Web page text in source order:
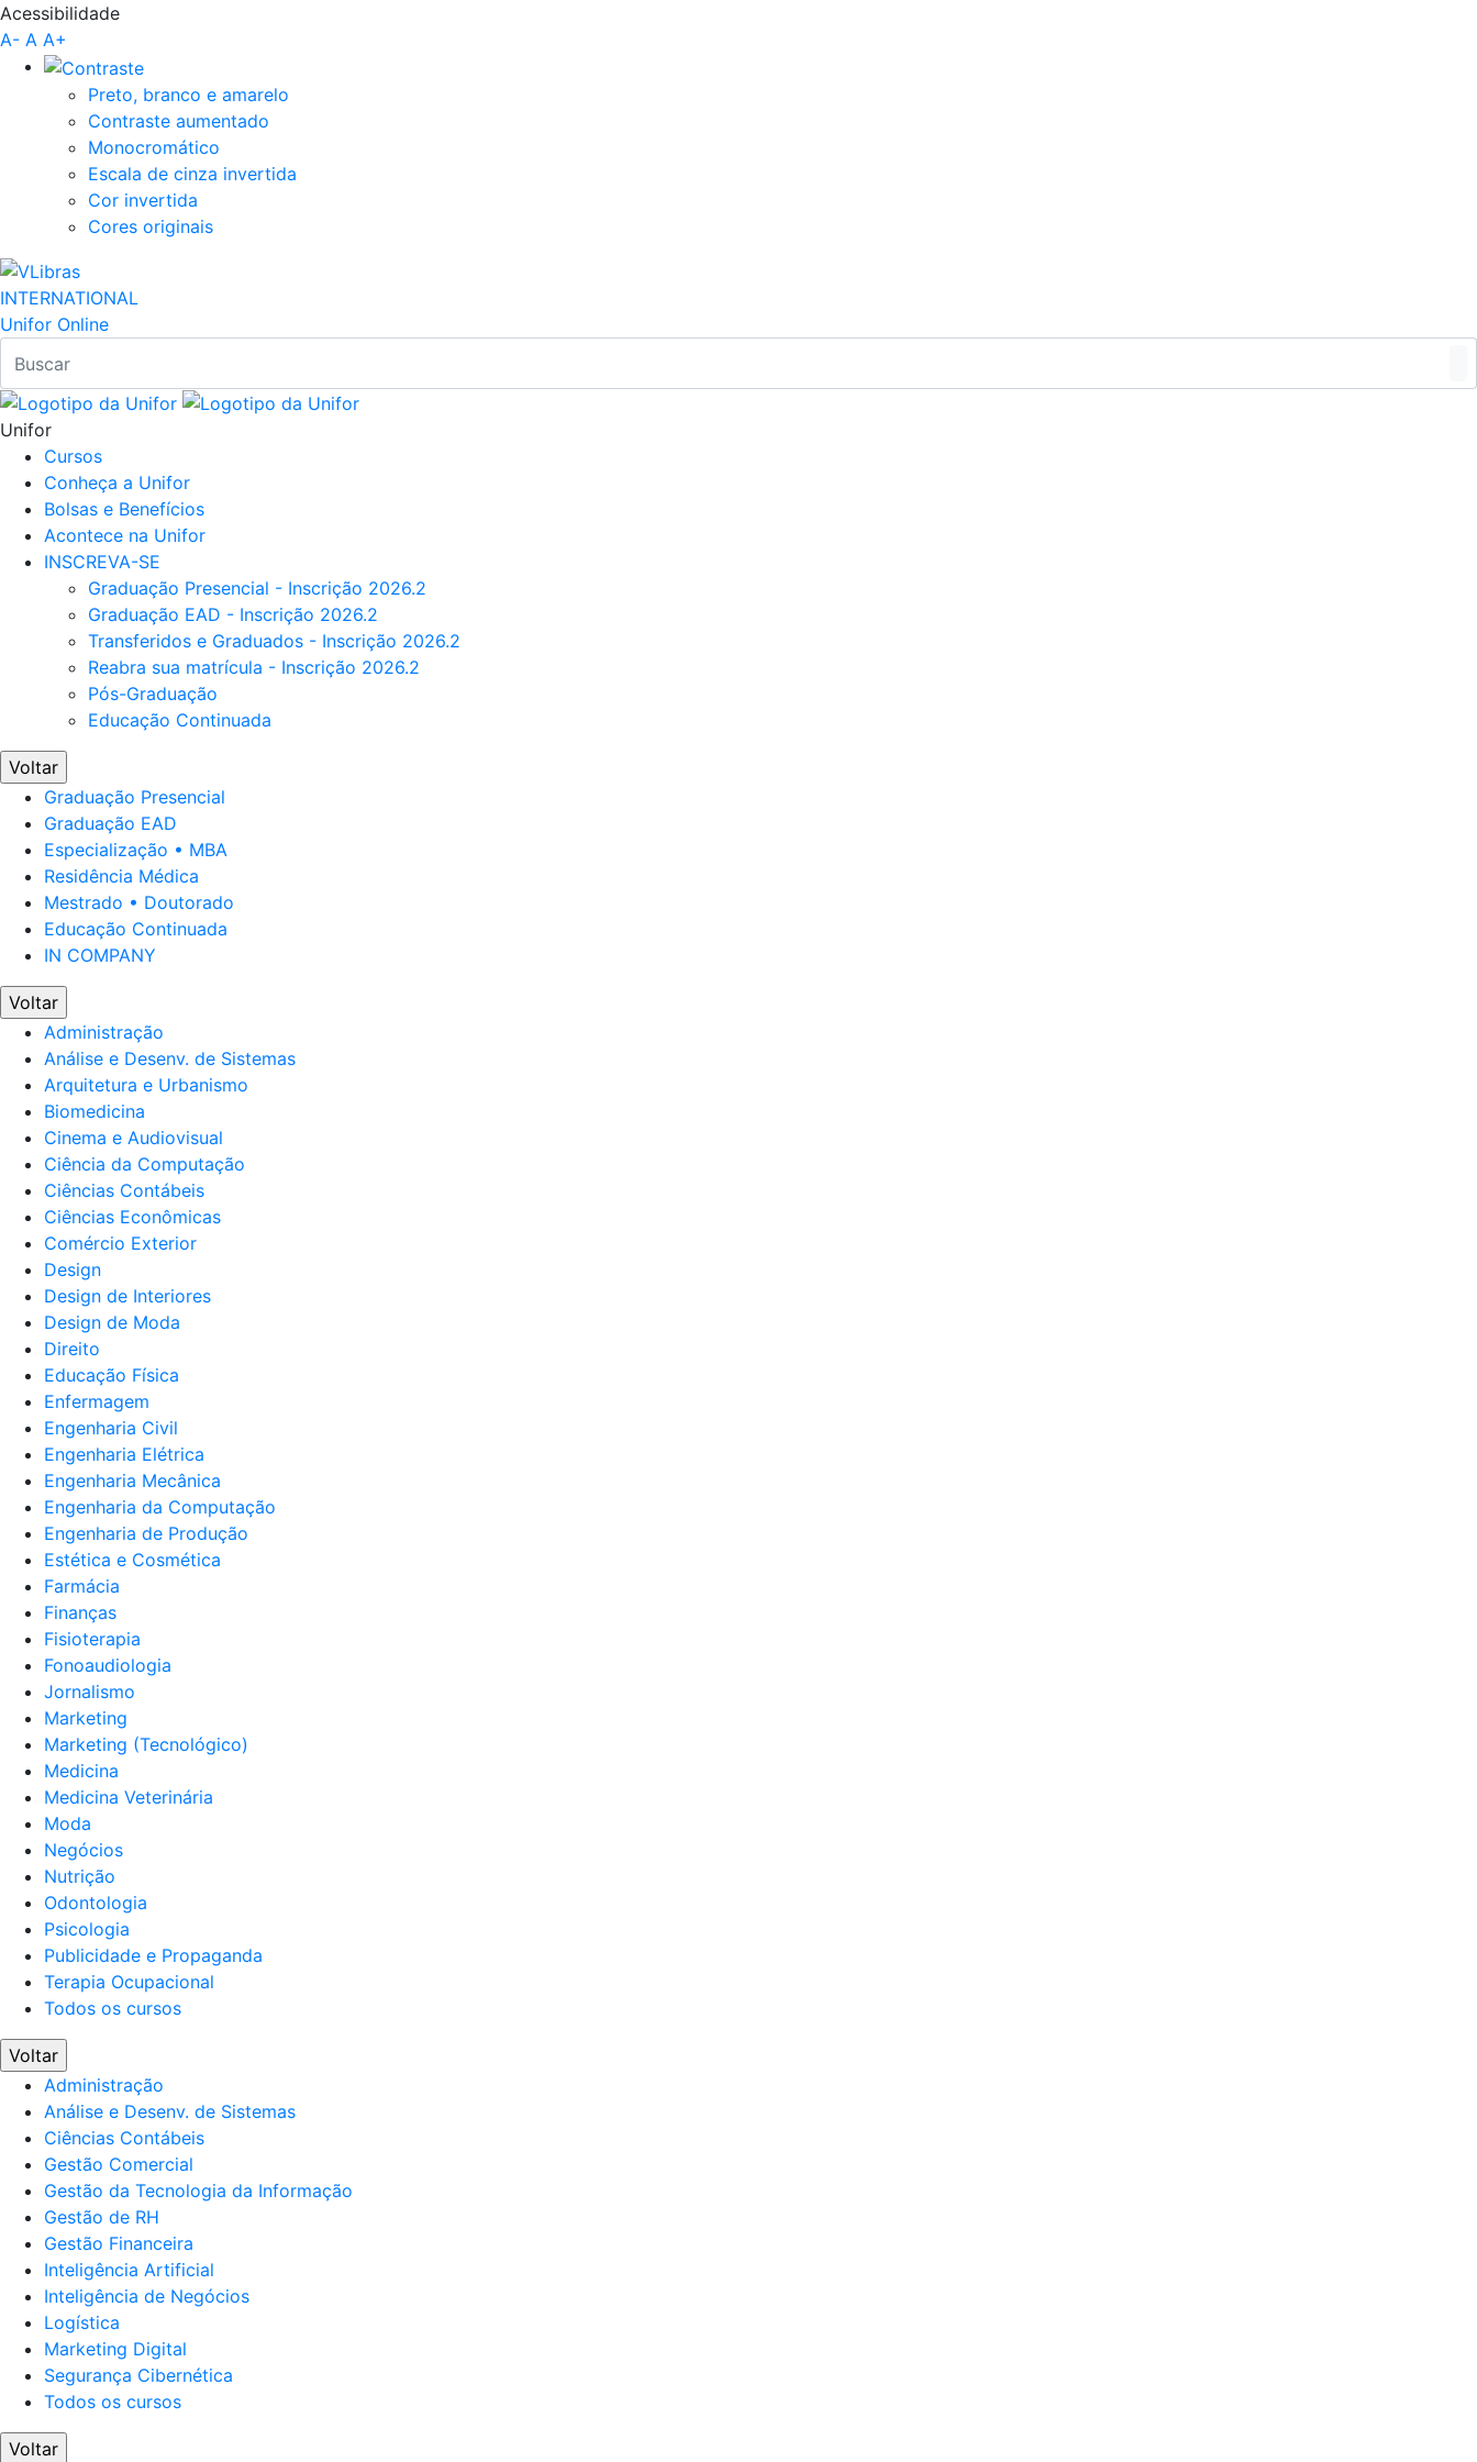
Pular para o Conteúdo principal
Acessibilidade
A- A A+
Preto, branco e amarelo
Contraste aumentado
Monocromático
Escala de cinza invertida
Cor invertida
Cores originais
INTERNATIONAL
Unifor Online
Unifor
Cursos
Conheça a Unifor
Bolsas e Benefícios
Acontece na Unifor
INSCREVA-SE
Graduação Presencial - Inscrição 2026.2
Graduação EAD - Inscrição 2026.2
Transferidos e Graduados - Inscrição 2026.2
Reabra sua matrícula - Inscrição 2026.2
Pós-Graduação
Educação Continuada
Voltar
Graduação Presencial
Graduação EAD
Especialização • MBA
Residência Médica
Mestrado • Doutorado
Educação Continuada
IN COMPANY
Voltar
Administração
Análise e Desenv. de Sistemas
Arquitetura e Urbanismo
Biomedicina
Cinema e Audiovisual
Ciência da Computação
Ciências Contábeis
Ciências Econômicas
Comércio Exterior
Design
Design de Interiores
Design de Moda
Direito
Educação Física
Enfermagem
Engenharia Civil
Engenharia Elétrica
Engenharia Mecânica
Engenharia da Computação
Engenharia de Produção
Estética e Cosmética
Farmácia
Finanças
Fisioterapia
Fonoaudiologia
Jornalismo
Marketing
Marketing (Tecnológico)
Medicina
Medicina Veterinária
Moda
Negócios
Nutrição
Odontologia
Psicologia
Publicidade e Propaganda
Terapia Ocupacional
Todos os cursos
Voltar
Administração
Análise e Desenv. de Sistemas
Ciências Contábeis
Gestão Comercial
Gestão da Tecnologia da Informação
Gestão de RH
Gestão Financeira
Inteligência Artificial
Inteligência de Negócios
Logística
Marketing Digital
Segurança Cibernética
Todos os cursos
Voltar